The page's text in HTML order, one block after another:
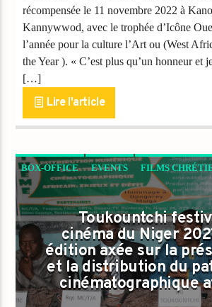
récompensée le 11 novembre 2022 à
Kannywwod, avec le trophée d’Icône
l’année pour la culture l’Art ou (West
the Year ). « C’est plus qu’un honneur et
[…]
Lire l'article
BOX-OFFICE EVENTS FILMS
NEWS THRILLER
Toukountchi
cinéma du Niger
édition axée sur la
et la distribution du
cinématographique